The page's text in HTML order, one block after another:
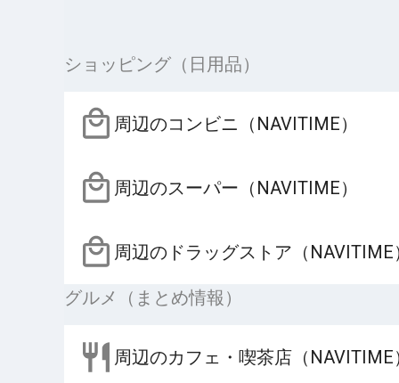
ショッピング（日用品）
周辺のコンビニ（NAVITIME）
周辺のスーパー（NAVITIME）
周辺のドラッグストア（NAVITIME
グルメ（まとめ情報）
周辺のカフェ・喫茶店（NAVITIME